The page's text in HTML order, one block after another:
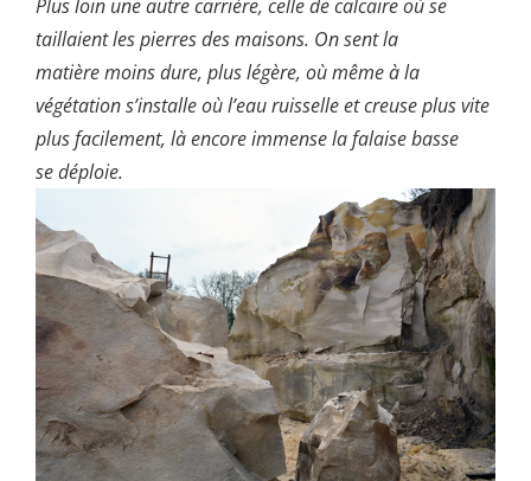
Plus loin une autre carrière, celle de calcaire où se
taillaient les pierres des maisons. On sent la
matière moins dure, plus légère, où même à la
végétation s’installe où l’eau ruisselleet creuse plus vite
plus facilement, là encore immense la falaise basse
se déploie.